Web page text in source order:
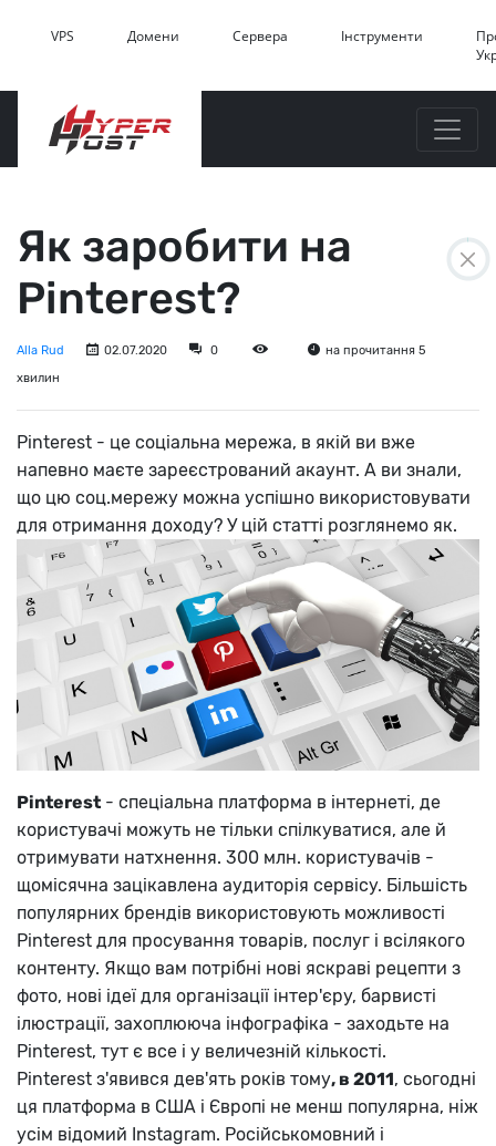
VPS Домени Сервера Інструменти
Як заробити на
Pinterest?
Alla Rud 02.07.2020 0
на прочитання 5
хвилин
Pinterest - це соціальна мережа, в якій ви вже
напевно маєте зареєстрований акаунт. А ви знали,
що цю соц.мережу можна успішно використовувати
для отримання доходу? У цій статті розглянемо як.
Pinterest - спеціальна платформа в інтернеті, де
користувачі можуть не тільки спілкуватися, але й
отримувати натхнення. 300 млн. користувачів -
щомісячна зацікавлена ​​аудиторія сервісу. Більшість
популярних брендів використовують можливості
Pinterest для просування товарів, послуг і всілякого
контенту. Якщо вам потрібні нові яскраві рецепти з
фото, нові ідеї для організації інтер'єру, барвисті
ілюстрації, захоплююча інфографіка - заходьте на
Pinterest, тут є все і у величезній кількості.
Pinterest з'явився дев'ять років тому, в 2011, сьогодні
ця платформа в США і Європі не менш популярна, ніж
усім відомий Instagram. Російськомовний і